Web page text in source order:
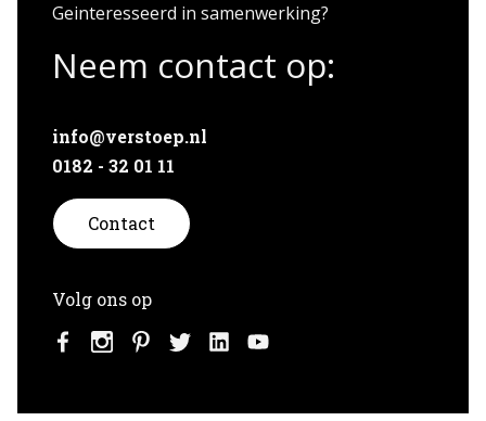
Geinteresseerd in samenwerking?
Neem contact op:
info@verstoep.nl
0182 - 32 01 11
Contact
Volg ons op